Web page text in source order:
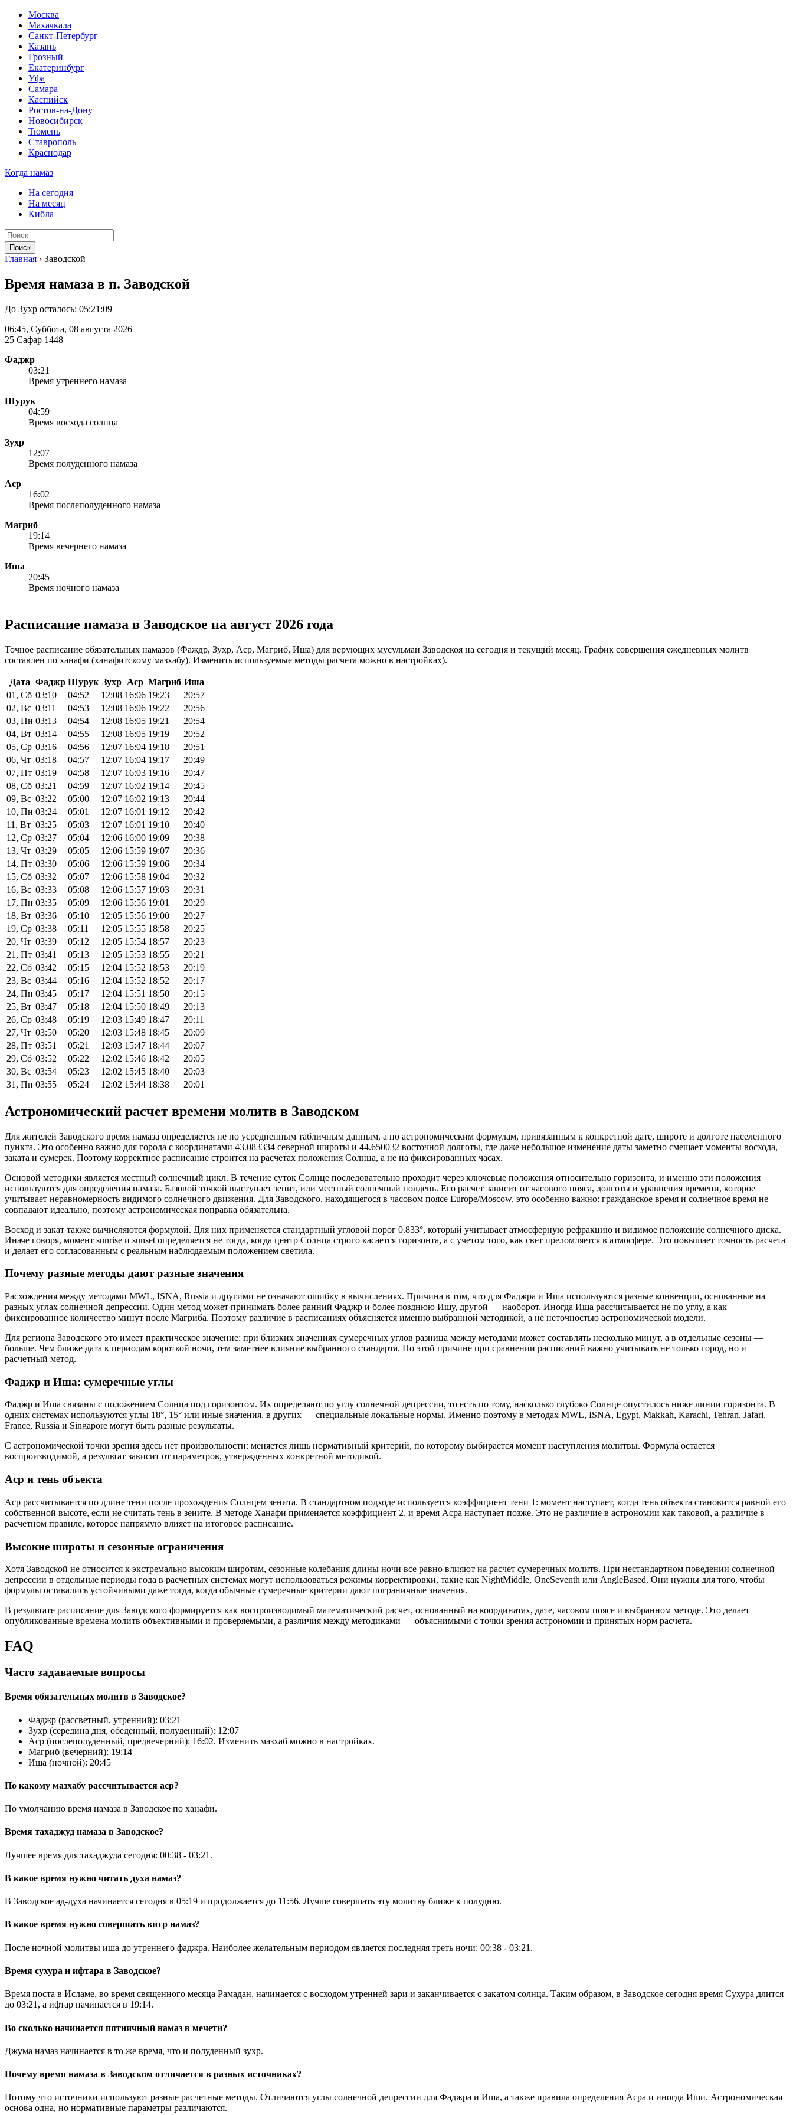
Москва
Махачкала
Санкт-Петербург
Казань
Грозный
Екатеринбург
Уфа
Самара
Каспийск
Ростов-на-Дону
Новосибирск
Тюмень
Ставрополь
Краснодар
Когда намаз
На сегодня
На месяц
Кибла
Поиск
Главная › Заводской
Время намаза в п. Заводской
До Зухр осталось: 05:21:09
06:45, Суббота, 08 августа 2026
25 Сафар 1448
Фаджр
03:21
Время утреннего намаза
Шурук
04:59
Время восхода солнца
Зухр
12:07
Время полуденного намаза
Аср
16:02
Время послеполуденного намаза
Магриб
19:14
Время вечернего намаза
Иша
20:45
Время ночного намаза
Расписание намаза в Заводское на август 2026 года
Точное расписание обязательных намазов (Фаждр, Зухр, Аср, Магриб, Иша) для верующих мусульман Заводскоя на сегодня и текущий месяц. График совершения ежедневных молитв
составлен по ханафи (ханафитскому мазхабу). Изменить используемые методы расчета можно в настройках).
Дата Фаджр Шурук Зухр Аср Магриб Иша
01, Сб 03:10 04:52 12:08 16:06 19:23
20:57
02, Вс 03:11 04:53 12:08 16:06 19:22
20:56
03, Пн 03:13 04:54 12:08 16:05 19:21
20:54
04, Вт 03:14 04:55 12:08 16:05 19:19
20:52
05, Ср 03:16 04:56 12:07 16:04 19:18
20:51
06, Чт 03:18 04:57 12:07 16:04 19:17
20:49
07, Пт 03:19 04:58 12:07 16:03 19:16
20:47
08, Сб 03:21 04:59 12:07 16:02 19:14
20:45
09, Вс 03:22 05:00 12:07 16:02 19:13
20:44
10, Пн 03:24 05:01 12:07 16:01 19:12
20:42
11, Вт 03:25 05:03 12:07 16:01 19:10
20:40
12, Ср 03:27 05:04 12:06 16:00 19:09
20:38
13, Чт 03:29 05:05 12:06 15:59 19:07
20:36
14, Пт 03:30 05:06 12:06 15:59 19:06
20:34
15, Сб 03:32 05:07 12:06 15:58 19:04
20:32
16, Вс 03:33 05:08 12:06 15:57 19:03
20:31
17, Пн 03:35 05:09 12:06 15:56 19:01
20:29
18, Вт 03:36 05:10 12:05 15:56 19:00
20:27
19, Ср 03:38 05:11 12:05 15:55 18:58
20:25
20, Чт 03:39 05:12 12:05 15:54 18:57
20:23
21, Пт 03:41 05:13 12:05 15:53 18:55
20:21
22, Сб 03:42 05:15 12:04 15:52 18:53
20:19
23, Вс 03:44 05:16 12:04 15:52 18:52
20:17
24, Пн 03:45 05:17 12:04 15:51 18:50
20:15
25, Вт 03:47 05:18 12:04 15:50 18:49
20:13
26, Ср 03:48 05:19 12:03 15:49 18:47
20:11
27, Чт 03:50 05:20 12:03 15:48 18:45
20:09
28, Пт 03:51 05:21 12:03 15:47 18:44
20:07
29, Сб 03:52 05:22 12:02 15:46 18:42
20:05
30, Вс 03:54 05:23 12:02 15:45 18:40
20:03
31, Пн 03:55 05:24 12:02 15:44 18:38 20:01
Астрономический расчет времени молитв в Заводском
Для жителей Заводского время намаза определяется не по усредненным табличным данным, а по астрономическим формулам, привязанным к конкретной дате, широте и долготе населенного
пункта. Это особенно важно для города с координатами 43.083334 северной широты и 44.650032 восточной долготы, где даже небольшое изменение даты заметно смещает моменты восхода,
заката и сумерек. Поэтому корректное расписание строится на расчетах положения Солнца, а не на фиксированных часах.
Основой методики является местный солнечный цикл. В течение суток Солнце последовательно проходит через ключевые положения относительно горизонта, и именно эти положения
используются для определения намаза. Базовой точкой выступает зенит, или местный солнечный полдень. Его расчет зависит от часового пояса, долготы и уравнения времени, которое
учитывает неравномерность видимого солнечного движения. Для Заводского, находящегося в часовом поясе Europe/Moscow, это особенно важно: гражданское время и солнечное время не
совпадают идеально, поэтому астрономическая поправка обязательна.
Восход и закат также вычисляются формулой. Для них применяется стандартный угловой порог 0.833°, который учитывает атмосферную рефракцию и видимое положение солнечного диска.
Иначе говоря, момент sunrise и sunset определяется не тогда, когда центр Солнца строго касается горизонта, а с учетом того, как свет преломляется в атмосфере. Это повышает точность расчета
и делает его согласованным с реальным наблюдаемым положением светила.
Почему разные методы дают разные значения
Расхождения между методами MWL, ISNA, Russia и другими не означают ошибку в вычислениях. Причина в том, что для Фаджра и Иша используются разные конвенции, основанные на
разных углах солнечной депрессии. Один метод может принимать более ранний Фаджр и более позднюю Ишу, другой — наоборот. Иногда Иша рассчитывается не по углу, а как
фиксированное количество минут после Магриба. Поэтому различие в расписаниях объясняется именно выбранной методикой, а не неточностью астрономической модели.
Для региона Заводского это имеет практическое значение: при близких значениях сумеречных углов разница между методами может составлять несколько минут, а в отдельные сезоны —
больше. Чем ближе дата к периодам короткой ночи, тем заметнее влияние выбранного стандарта. По этой причине при сравнении расписаний важно учитывать не только город, но и
расчетный метод.
Фаджр и Иша: сумеречные углы
Фаджр и Иша связаны с положением Солнца под горизонтом. Их определяют по углу солнечной депрессии, то есть по тому, насколько глубоко Солнце опустилось ниже линии горизонта. В
одних системах используются углы 18°, 15° или иные значения, в других — специальные локальные нормы. Именно поэтому в методах MWL, ISNA, Egypt, Makkah, Karachi, Tehran, Jafari,
France, Russia и Singapore могут быть разные результаты.
С астрономической точки зрения здесь нет произвольности: меняется лишь нормативный критерий, по которому выбирается момент наступления молитвы. Формула остается
воспроизводимой, а результат зависит от параметров, утвержденных конкретной методикой.
Аср и тень объекта
Аср рассчитывается по длине тени после прохождения Солнцем зенита. В стандартном подходе используется коэффициент тени 1: момент наступает, когда тень объекта становится равной его
собственной высоте, если не считать тень в зените. В методе Ханафи применяется коэффициент 2, и время Асра наступает позже. Это не различие в астрономии как таковой, а различие в
расчетном правиле, которое напрямую влияет на итоговое расписание.
Высокие широты и сезонные ограничения
Хотя Заводской не относится к экстремально высоким широтам, сезонные колебания длины ночи все равно влияют на расчет сумеречных молитв. При нестандартном поведении солнечной
депрессии в отдельные периоды года в расчетных системах могут использоваться режимы корректировки, такие как NightMiddle, OneSeventh или AngleBased. Они нужны для того, чтобы
формулы оставались устойчивыми даже тогда, когда обычные сумеречные критерии дают пограничные значения.
В результате расписание для Заводского формируется как воспроизводимый математический расчет, основанный на координатах, дате, часовом поясе и выбранном методе. Это делает
опубликованные времена молитв объективными и проверяемыми, а различия между методиками — объяснимыми с точки зрения астрономии и принятых норм расчета.
FAQ
Часто задаваемые вопросы
Bpeмя oбязaтeльных мoлитв в Заводское?
Фaджp (рассветный, утренний): 03:21
Зухp (середина дня, обеденный, полуденный): 12:07
Acp (послеполуденный, предвечерний): 16:02. Изменить мазхаб можно в настройках.
Maгриб (вечерний): 19:14
Иша (ночной): 20:45
По какому мазхабу рассчитывается аср?
По умолчанию время намаза в Заводское по ханафи.
Время тахаджуд намаза в Заводское?
Лучшее время для тахаджуда сегодня: 00:38 - 03:21 .
В какое время нужно читать духа намаз?
В Заводское ад-духа начинается сегодня в 05:19 и продолжается до 11:56. Лучше совершать эту молитву ближе к полудню.
В какое время нужно совершать витр намаз?
После ночной молитвы иша до утреннего фаджра. Наиболее желательным периодом является последняя треть ночи: 00:38 - 03:21 .
Время сухура и ифтара в Заводское?
Время поста в Исламе, во время священного месяца Рамадан, начинается с восходом утренней зари и заканчивается с закатом солнца. Таким образом, в Заводское сегодня время Сухура длится
до 03:21 , а ифтар начинается в 19:14.
Во сколько начинается пятничный намаз в мечети?
Джума намаз начинается в то же время, что и полуденный зухр.
Почему время намаза в Заводском отличается в разных источниках?
Потому что источники используют разные расчетные методы. Отличаются углы солнечной депрессии для Фаджра и Иша, а также правила определения Асра и иногда Иши. Астрономическая
основа одна, но нормативные параметры различаются.